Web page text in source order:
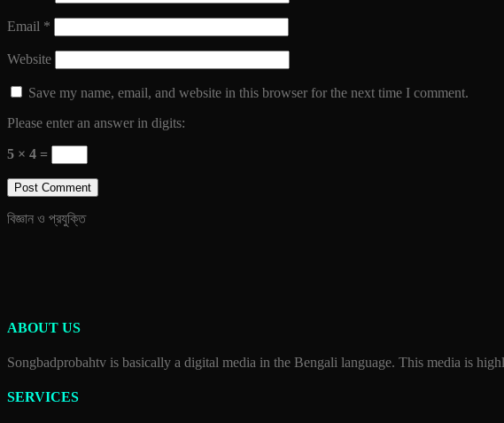
Email *
Website
Save my name, email, and website in this browser for the next time I comment.
Please enter an answer in digits:
5 × 4 =
বিজ্ঞান ও প্রযুক্তি
ABOUT US
Songbadprobahtv is basically a digital media in the Bengali language. This media is
SERVICES